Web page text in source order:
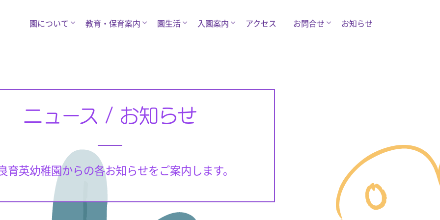
園について 教育・保育案内 園生活 入園案内 アクセス お問合せ お知らせ
ニュース / お知らせ
育英幼稚園からの各お知らせをご案内します。